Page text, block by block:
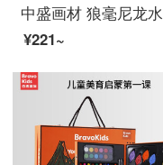
¥221~